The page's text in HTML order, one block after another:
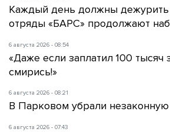
Каждый день должны дежурить
отряды «БАРС» продолжают
6 августа 2026 - 08:54
«Даже если заплатил 100 тысяч
смирись!»
6 августа 2026 - 08:21
В Парковом убрали
6 августа 2026 - 07:43